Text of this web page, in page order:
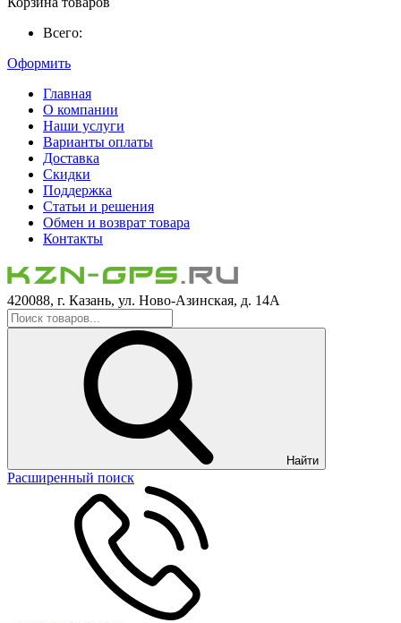
Всего:
Оформить
Главная
О компании
Наши услуги
Варианты оплаты
Доставка
Скидки
Поддержка
Статьи и решения
Обмен и возврат товара
Контакты
420088, г. Казань, ул. Ново-Азинская, д. 14А
Найти
Расширенный поиск